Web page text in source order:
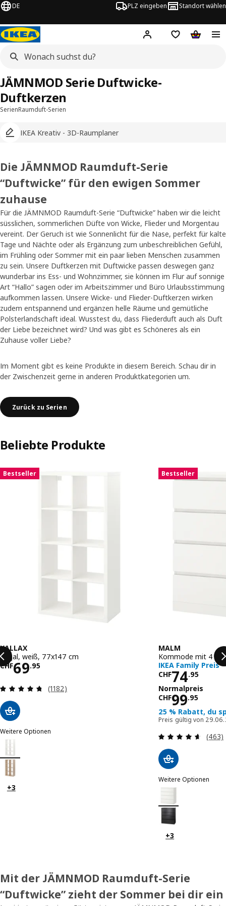
DE PLZ eingeben Standort wählen
Hej! Logge dich ein
Einkaufsliste
SerienRaumduft-Serien
IKEA Kreativ - 3D-Raumplaner
JÄMNMOD Serie Duftwicke-
Duftkerzen
Die JÄMNMOD Raumduft-Serie
“Duftwicke” für den ewigen Sommer
zuhause
Für die JÄMNMOD Raumduft-Serie “Duftwicke” haben wir die leicht
süsslichen, sommerlichen Düfte von Wicke, Flieder und Morgentau
vereint. Der Geruch ist wie Sonnenlicht für die Nase, perfekt für kalte
Tage und Nächte oder als Ergänzung zum unbeschreiblichen Gefühl,
im Frühling oder Sommer mit ein paar lieben Menschen zusammen
zu sein. Unsere Duftkerzen mit Duftwicke passen deswegen ganz
wunderbar ins Ess- und Wohnzimmer, sie können im Flur auf sonnige
Art “Hallo” sagen oder im Arbeitszimmer und Büro Urlaubsstimmung
aufkommen lassen. Unsere Wicke- und Flieder-Duftkerzen wirken
zudem entspannend und ergänzen helle Räume und gemütliche
Polsterlandschaft ideal. Wusstest du, dass Fliederduft auch als Duft
der Liebe bezeichnet wird? Und was gibt es Schöneres als ein
Zuhause voller Liebe?
Im Moment gibt es keine Produkte in diesem Bereich. Schau dir in
der Zwischenzeit gerne in anderen Produktkategorien um.
Zurück zu Serien
Beliebte Produkte
Liste überspringen
Bestseller
KALLAX
Regal, weiß, 77x147 cm
CHF69.95
Preis CHF 69.95
Bewertungen: 4.7 von 5 Sternen. Bewertungen
(1182)
Weitere Optionen
KALLAX
Option: KALLAX, Regal, weiß, 77x147 cm
Option: KALLAX, Regal, Eicheneff wlas, 77x147 cm
+3
Bestseller
MALM
Kommode mit 4
IKEA Family Preis
CHF74.95
Preis
Normalpreis
CHF99.95
25 % Rabatt, du
Preis gültig von
(463)
Weitere Optionen
MALM
Option: MALM,
Option: MALM,
+3
Mit der JÄMNMOD Raumduft-Serie
“Duftwicke” zieht der Sommer bei dir ein